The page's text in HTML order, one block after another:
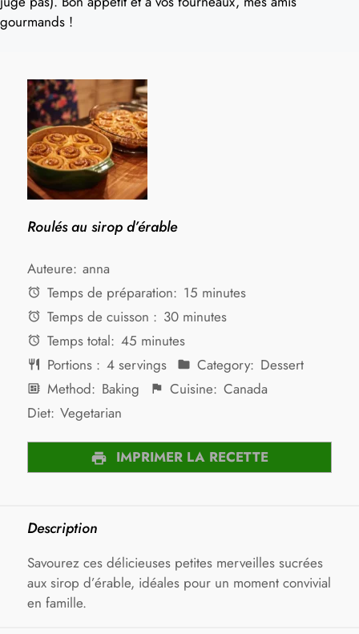
gourmands !
Roulés au sirop d’érable
Auteure: anna
Temps de préparation: 15 minutes
Temps de cuisson : 30 minutes
Temps total: 45 minutes
Portions : 4 servings Category: Dessert
Method: Baking Cuisine: Canada
Diet: Vegetarian
IMPRIMER LA RECETTE
Description
Savourez ces délicieuses petites merveilles sucrées
aux sirop d’érable, idéales pour un moment convivial
en famille.